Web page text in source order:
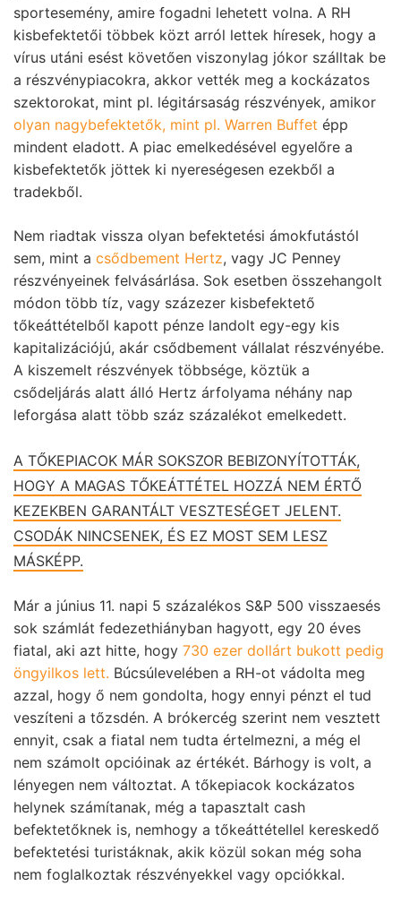
sportesemény, amire fogadni lehetett volna. A RH
kisbefektetői többek közt arról lettek híresek, hogy a
vírus utáni esést követően viszonylag jókor szálltak be
a részvénypiacokra, akkor vették meg a kockázatos
szektorokat, mint pl. légitársaság részvények, amikor
olyan nagybefektetők, mint pl. Warren Buffet épp
mindent eladott. A piac emelkedésével egyelőre a
kisbefektetők jöttek ki nyereségesen ezekből a
tradekből.
Nem riadtak vissza olyan befektetési ámokfutástól
sem, mint a csődbement Hertz, vagy JC Penney
részvényeinek felvásárlása. Sok esetben összehangolt
módon több tíz, vagy százezer kisbefektető
tőkeáttételből kapott pénze landolt egy-egy kis
kapitalizációjú, akár csődbement vállalat részvényébe.
A kiszemelt részvények többsége, köztük a
csődeljárás alatt álló Hertz árfolyama néhány nap
leforgása alatt több száz százalékot emelkedett.
A TŐKEPIACOK MÁR SOKSZOR BEBIZONYÍTOTTÁK,
HOGY A MAGAS TŐKEÁTTÉTEL HOZZÁ NEM ÉRTŐ
KEZEKBEN GARANTÁLT VESZTESÉGET JELENT.
CSODÁK NINCSENEK, ÉS EZ MOST SEM LESZ
MÁSKÉPP.
Már a június 11. napi 5 százalékos S&P 500 visszaesés
sok számlát fedezethiányban hagyott, egy 20 éves
fiatal, aki azt hitte, hogy 730 ezer dollárt bukott pedig
öngyilkos lett. Búcsúlevelében a RH-ot vádolta meg
azzal, hogy ő nem gondolta, hogy ennyi pénzt el tud
veszíteni a tőzsdén. A brókercég szerint nem vesztett
ennyit, csak a fiatal nem tudta értelmezni, a még el
nem számolt opcióinak az értékét. Bárhogy is volt, a
lényegen nem változtat. A tőkepiacok kockázatos
helynek számítanak, még a tapasztalt cash
befektetőknek is, nemhogy a tőkeáttétellel kereskedő
befektetési turistáknak, akik közül sokan még soha
nem foglalkoztak részvényekkel vagy opciókkal.